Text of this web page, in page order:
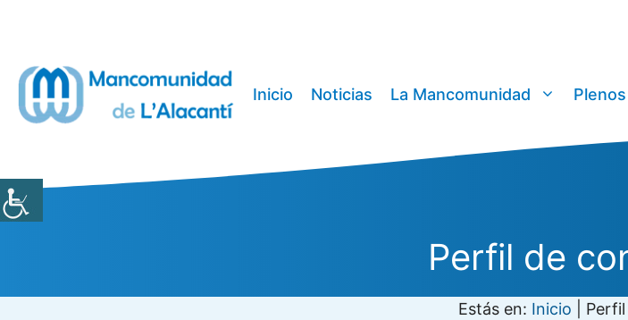
Inicio Noticias La Mancomunidad Plenos
Perfil de
Estás en: Inicio